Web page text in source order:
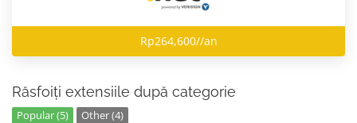
Rp264,600//an
Răsfoiți extensiile după categorie
Popular (5) Other (4)